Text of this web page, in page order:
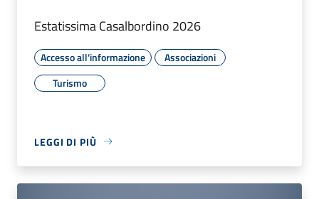
Estatissima Casalbordino 2026
Accesso all'informazione
Associazioni
Turismo
LEGGI DI PIÙ